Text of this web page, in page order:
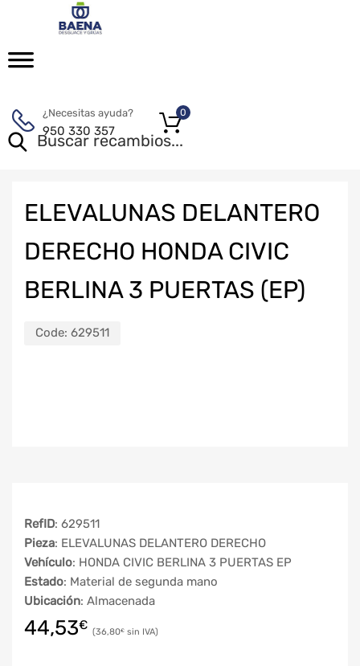
¿Necesitas ayuda?
950 330 357
0
ELEVALUNAS DELANTERO
DERECHO HONDA CIVIC
BERLINA 3 PUERTAS (EP)
Code: 629511
RefID: 629511
Pieza: ELEVALUNAS DELANTERO DERECHO
Vehículo: HONDA CIVIC BERLINA 3 PUERTAS EP
Estado: Material de segunda mano
Ubicación: Almacenada
44,53€ 36,80€